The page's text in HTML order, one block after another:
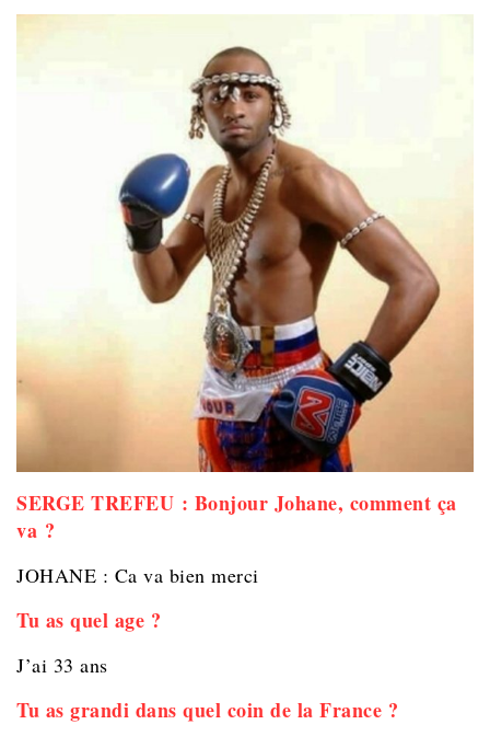
SERGE TREFEU : Bonjour Johane, comment ça
va ?
JOHANE : Ca va bien merci
Tu as quel age ?
J’ai 33 ans
Tu as grandi dans quel coin de la France ?